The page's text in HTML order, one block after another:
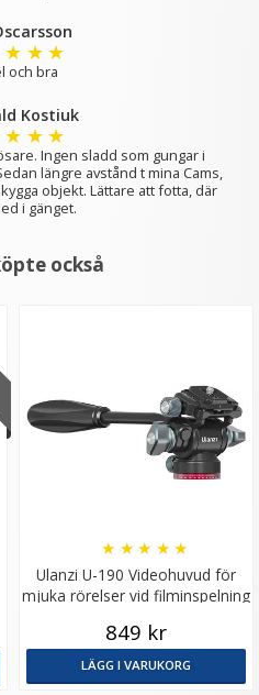
★ ★ ★
och bra
Kostiuk
★ ★ ★
Ingen sladd som gungar i
längre avstånd t mina Cams,
objekt. Lättare att fotta, där
i gänget.
också
Ulanzi U-190 Videohuvud för
mjuka rörelser vid filminspelning
★ ★ ★ ★ ★
849 kr
LÄGG I VARUKORG